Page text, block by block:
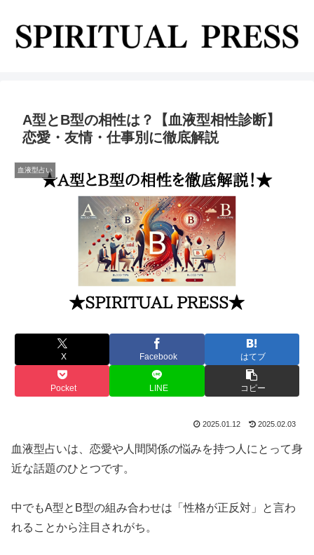
A型とB型の相性は？【血液型相性診断】
恋愛・友情・仕事別に徹底解説
血液型占い
X Facebook はてブ
Pocket LINE コピー
2025.01.12 2025.02.03
血液型占いは、恋愛や人間関係の悩みを持つ人にとって身
近な話題のひとつです。
中でもA型とB型の組み合わせは「性格が正反対」と言わ
れることから注目されがち。